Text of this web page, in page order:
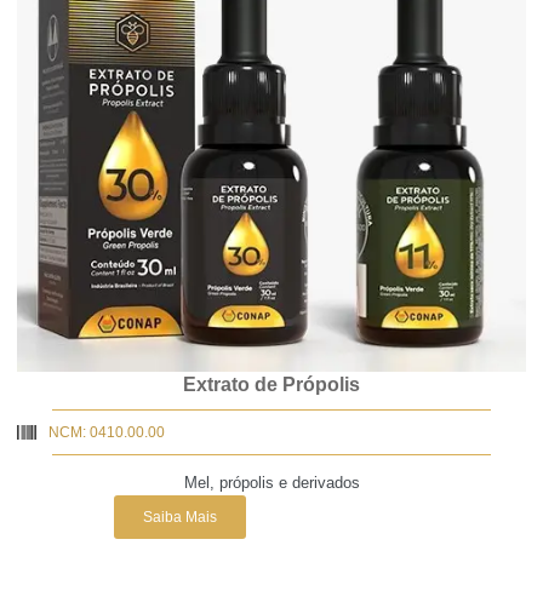
Extrato de Própolis
NCM: 0410.00.00
Mel, própolis e derivados
Saiba Mais